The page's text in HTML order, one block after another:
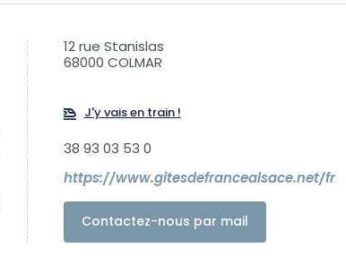
12 rue Stanislas
68000 COLMAR
J'y vais en train !
38 93 03 53 0
https://www.gitesdefrancealsace.net/fr
Contactez-nous par mail